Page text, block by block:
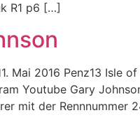
R1 p6 […]
Mai 2016 Penz13 Isle
Youtube Gary
mit der Rennnummer